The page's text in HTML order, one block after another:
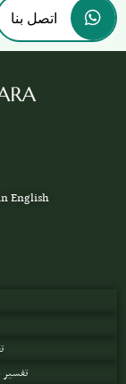
اتصل بنا
English
تفسير